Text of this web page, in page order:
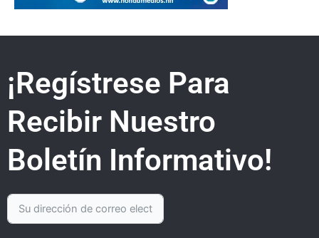
¡Regístrese Para
Recibir Nuestro
Boletín Informativo!